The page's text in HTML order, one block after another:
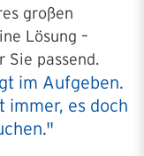
großen
Lösung –
Sie passend.
im Aufgeben.
immer, es doch